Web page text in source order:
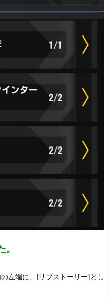
左端に、[サブストーリー]とし